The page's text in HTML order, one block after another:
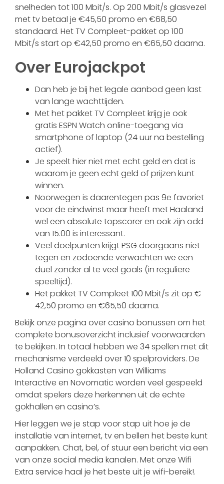
snelheden tot 100 Mbit/s. Op 200 Mbit/s glasvezel
met tv betaal je €45,50 promo en €68,50
standaard. Het TV Compleet-pakket op 100
Mbit/s start op €42,50 promo en €65,50 daarna.
Over Eurojackpot
Dan heb je bij het legale aanbod geen last
van lange wachttijden.
Met het pakket TV Compleet krijg je ook
gratis ESPN Watch online-toegang via
smartphone of laptop (24 uur na bestelling
actief).
Je speelt hier niet met echt geld en dat is
waarom je geen echt geld of prijzen kunt
winnen.
Noorwegen is daarentegen pas 9e favoriet
voor de eindwinst maar heeft met Haaland
wel een absolute topscorer en ook zijn odd
van 15.00 is interessant.
Veel doelpunten krijgt PSG doorgaans niet
tegen en zodoende verwachten we een
duel zonder al te veel goals (in reguliere
speeltijd).
Het pakket TV Compleet 100 Mbit/s zit op €
42,50 promo en €65,50 daarna.
Bekijk onze pagina over casino bonussen om het
complete bonusoverzicht inclusief voorwaarden
te bekijken. In totaal hebben we 34 spellen met dit
mechanisme verdeeld over 10 spelproviders. De
Holland Casino gokkasten van Williams
Interactive en Novomatic worden veel gespeeld
omdat spelers deze herkennen uit de echte
gokhallen en casino’s.
Hier leggen we je stap voor stap uit hoe je de
installatie van internet, tv en bellen het beste kunt
aanpakken. Chat, bel, of stuur een bericht via een
van onze social media kanalen. Met onze Wifi
Extra service haal je het beste uit je wifi-bereik!.